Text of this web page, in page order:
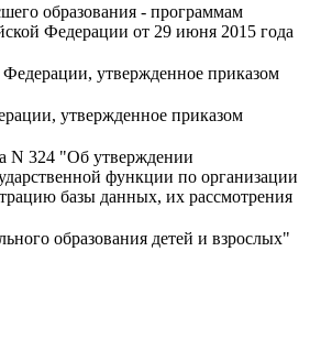
образования - программам
Федерации от 29 июня 2015 года
утвержденное приказом
утвержденное приказом
N 324 "Об утверждении
функции по организации
базы данных, их рассмотрения
образования детей и взрослых"